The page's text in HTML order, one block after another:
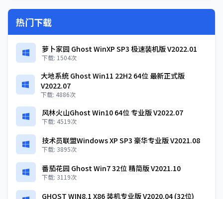
热门下载
萝卜家园 Ghost WinXP SP3 极速装机版 V2022.01
下载: 1504次
大地系统 Ghost Win11 22H2 64位 最新正式版
V2022.07
下载: 4886次
风林火山Ghost Win10 64位 专业版 V2022.07
下载: 4519次
技术员联盟Windows XP SP3 豪华专业版 V2021.08
下载: 3895次
番茄花园 Ghost Win7 32位 精简版 V2021.10
下载: 3119次
GHOST WIN8.1 X86 装机专业版 V2020.04 (32位)